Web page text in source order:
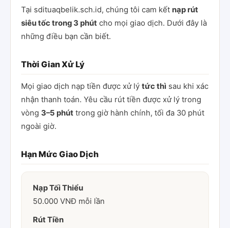
Tại sdituaqbelik.sch.id, chúng tôi cam kết nạp rút
siêu tốc trong 3 phút cho mọi giao dịch. Dưới đây là
những điều bạn cần biết.
Thời Gian Xử Lý
Mọi giao dịch nạp tiền được xử lý tức thì sau khi xác
nhận thanh toán. Yêu cầu rút tiền được xử lý trong
vòng 3–5 phút trong giờ hành chính, tối đa 30 phút
ngoài giờ.
Hạn Mức Giao Dịch
Nạp Tối Thiểu
50.000 VNĐ mỗi lần
Rút Tiền